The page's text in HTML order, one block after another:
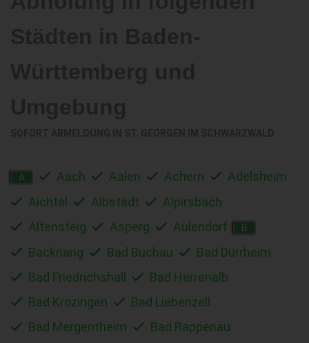
A Aach Aalen Achern
Adelsheim
Aichtal
Albstadt
Alpirsbach
Altensteig
Asperg Aulendorf B
Backnang Bad Buchau
Bad Dürrheim
Bad Friedrichshall
Bad Herrenalb
Bad Krozingen
Bad Liebenzell
Bad Mergentheim
Bad Rappenau